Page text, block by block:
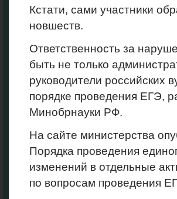
Кстати, сами участники
новшеств.
Ответственность за
быть не только
руководители российских
порядке проведения ЕГЭ,
Минобрнауки РФ.
На сайте министерства
Порядка проведения
изменений в отдельные
по вопросам проведения